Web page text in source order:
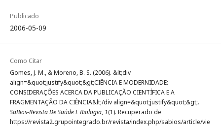
Publicado
2006-05-09
Como Citar
Gomes, J. M., & Moreno, B. S. (2006). &lt;div
align=&quot;justify&quot;&gt;CIÊNCIA E MODERNIDADE:
CONSIDERAÇÕES ACERCA DA PUBLICAÇÃO CIENTÍFICA E A
FRAGMENTAÇÃO DA CIÊNCIA&lt;/div align=&quot;justify&quot;&gt;.
SaBios-Revista De Saúde E Biologia, 1(1). Recuperado de
https://revista2.grupointegrado.br/revista/index.php/sabios/article/vie